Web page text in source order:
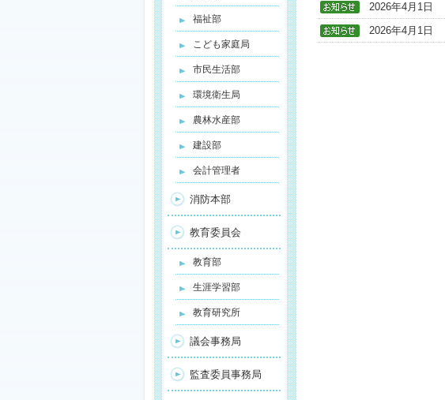
2026年4月1日
2026年4月1日
福祉部
こども家庭局
市民生活部
環境衛生局
農林水産部
建設部
会計管理者
消防本部
教育委員会
教育部
生涯学習部
教育研究所
議会事務局
監査委員事務局